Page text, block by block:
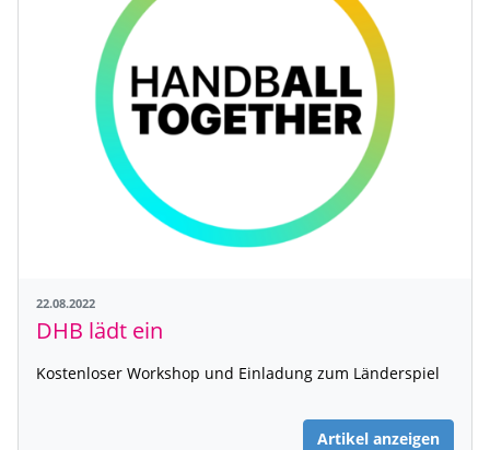
22.08.2022
DHB lädt ein
Kostenloser Workshop und Einladung zum Länderspiel
Artikel anzeigen